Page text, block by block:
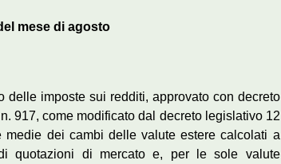
mese di agosto
imposte sui redditi, approvato con decreto
917, come modificato dal decreto legislativo 12
dei cambi delle valute estere calcolati a
quotazioni di mercato e, per le sole valute